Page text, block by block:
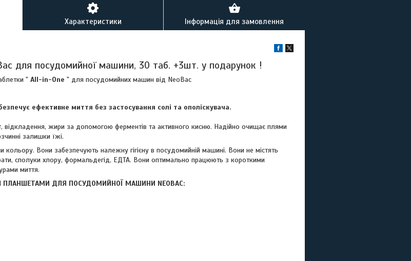
Характеристики Інформація для замовлення
для посудомийної машини, 30 таб. +3шт. у подарунок !
" All-in-One " для посудомийних машин від NeoBac
ефективне миття без застосування солі та ополіскувача.
відкладення, жири за допомогою ферментів та активного кисню. Надійно очищає плями
залишки їжі.
кольору. Вони забезпечують належну гігієну в посудомийній машині. Вони не містять
сполуки хлору, формальдегід, ЕДТА. Вони оптимально працюють з короткими
миття.
ПЛАНШЕТАМИ ДЛЯ ПОСУДОМИЙНОЇ МАШИНИ NEOBAC: